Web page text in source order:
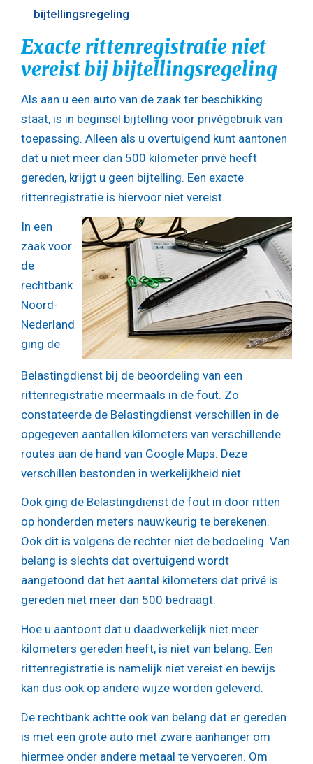
bijtellingsregeling
Exacte rittenregistratie niet
vereist bij bijtellingsregeling
Als aan u een auto van de zaak ter beschikking
staat, is in beginsel bijtelling voor privégebruik van
toepassing. Alleen als u overtuigend kunt aantonen
dat u niet meer dan 500 kilometer privé heeft
gereden, krijgt u geen bijtelling. Een exacte
rittenregistratie is hiervoor niet vereist.
In een
zaak voor
de
rechtbank
Noord-
Nederland
ging de
Belastingdienst bij de beoordeling van een
rittenregistratie meermaals in de fout. Zo
constateerde de Belastingdienst verschillen in de
opgegeven aantallen kilometers van verschillende
routes aan de hand van Google Maps. Deze
verschillen bestonden in werkelijkheid niet.
Ook ging de Belastingdienst de fout in door ritten
op honderden meters nauwkeurig te berekenen.
Ook dit is volgens de rechter niet de bedoeling. Van
belang is slechts dat overtuigend wordt
aangetoond dat het aantal kilometers dat privé is
gereden niet meer dan 500 bedraagt.
Hoe u aantoont dat u daadwerkelijk niet meer
kilometers gereden heeft, is niet van belang. Een
rittenregistratie is namelijk niet vereist en bewijs
kan dus ook op andere wijze worden geleverd.
De rechtbank achtte ook van belang dat er gereden
is met een grote auto met zware aanhanger om
hiermee onder andere metaal te vervoeren. Om